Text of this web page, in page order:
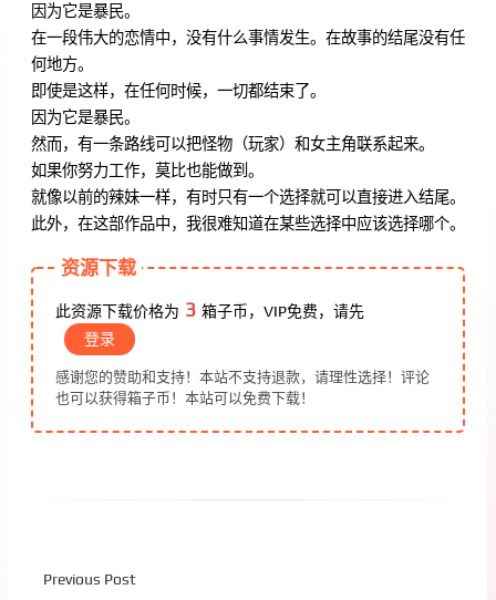
因为它是暴民。
在一段伟大的恋情中，没有什么事情发生。在故事的结尾没有任
何地方。
即使是这样，在任何时候，一切都结束了。
因为它是暴民。
然而，有一条路线可以把怪物（玩家）和女主角联系起来。
如果你努力工作，莫比也能做到。
就像以前的辣妹一样，有时只有一个选择就可以直接进入结尾。
此外，在这部作品中，我很难知道在某些选择中应该选择哪个。
资源下载
此资源下载价格为 3 箱子币，VIP免费，请先
登录
感谢您的赞助和支持！本站不支持退款，请理性选择！评论
也可以获得箱子币！本站可以免费下载！
Previous Post